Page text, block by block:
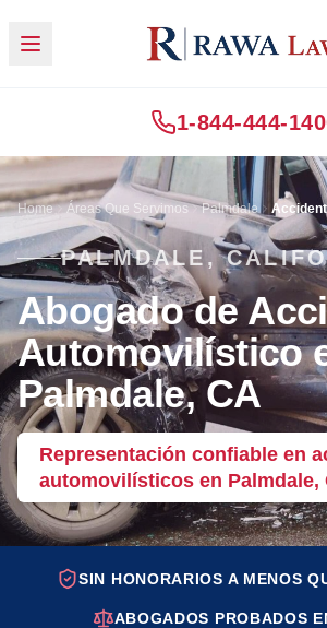
1-844-444-
Home Áreas Que Servimos Palmdale
PALMDALE,
Abogado de
Automovilístico
Palmdale, CA
Representación confiable en
automovilísticos en Palmdale,
SIN HONORARIOS A MENOS
ABOGADOS PROBADOS